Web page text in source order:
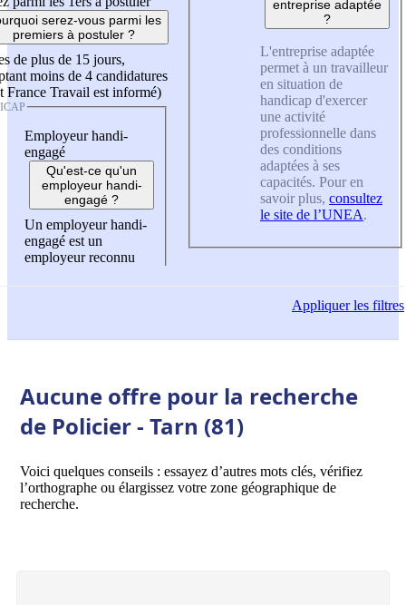
serez-vous parmi les
premiers à postuler ?
de plus de 15 jours,
moins de 4 candidatures
France Travail est informé)
Employeur handi-
engagé
Qu'est-ce qu'un
employeur handi-
engagé ?
Un employeur handi-
engagé est un
employeur reconnu
entreprise adaptée
?
L'entreprise adaptée
permet à un travailleur
en situation de
handicap d'exercer
une activité
professionnelle dans
des conditions
adaptées à ses
capacités. Pour en
savoir plus, consultez
le site de l’UNEA.
Appliquerles filtres
Aucune offre pour la recherche
de Policier - Tarn (81)
Voici quelques conseils : essayez d’autres mots clés, vérifiez
l’orthographe ou élargissez votre zone géographique de
recherche.